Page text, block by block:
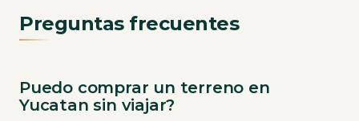
Preguntas frecuentes
Puedo comprar un terreno en
Yucatan sin viajar?